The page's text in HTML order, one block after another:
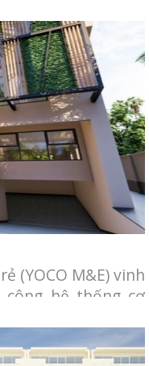
điểm: 201B
Quận 5, Hồ Chí
lắp đặt hệ thống
(YOCO M&E) vinh
hệ thống cơ
European Eye
Duy Hiệu, Phường